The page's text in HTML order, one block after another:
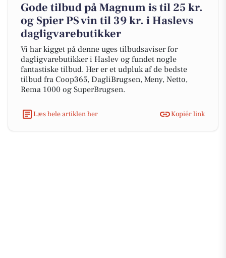
Gode tilbud på Magnum is til 25 kr.
og Spier PS vin til 39 kr. i Haslevs
dagligvarebutikker
Vi har kigget på denne uges tilbudsaviser for
dagligvarebutikker i Haslev og fundet nogle
fantastiske tilbud. Her er et udpluk af de bedste
tilbud fra Coop365, DagliBrugsen, Meny, Netto,
Rema 1000 og SuperBrugsen.
Læs hele artiklen her Kopiér link